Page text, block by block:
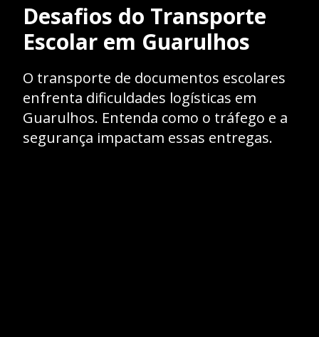
Desafios do Transporte
Escolar em Guarulhos
O transporte de documentos escolares
enfrenta dificuldades logísticas em
Guarulhos. Entenda como o tráfego e a
segurança impactam essas entregas.